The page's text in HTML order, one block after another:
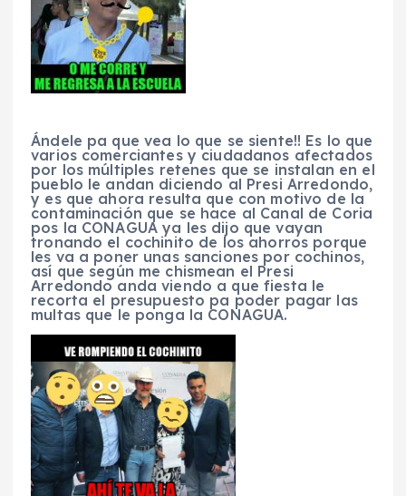
Ándele pa que vea lo que se siente!! Es lo que
varios comerciantes y ciudadanos afectados
por los múltiples retenes que se instalan en el
pueblo le andan diciendo al Presi Arredondo,
y es que ahora resulta que con motivo de la
contaminación que se hace al Canal de Coria
pos la CONAGUA ya les dijo que vayan
tronando el cochinito de los ahorros porque
les va a poner unas sanciones por cochinos,
así que según me chismean el Presi
Arredondo anda viendo a que fiesta le
recorta el presupuesto pa poder pagar las
multas que le ponga la CONAGUA.